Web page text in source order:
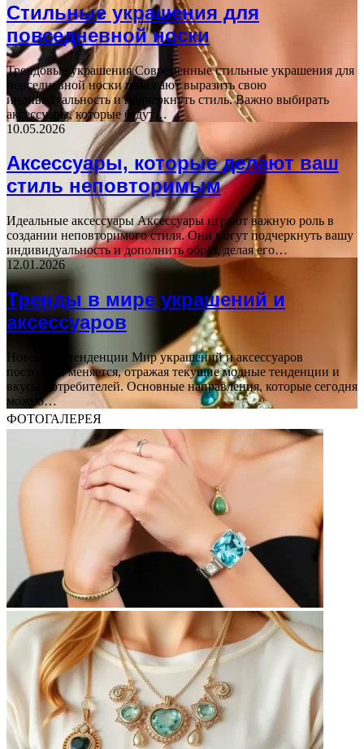
Стильные украшения для
повседневной носки
Трендовые украшения Современные стильные украшения для
повседневной носки помогают выразить свою
индивидуальность и подчеркнуть стиль. Важно выбирать
аксессуары, которые будут…
10.05.2026
Аксессуары, которые делают ваш
стиль неповторимым
Идеальные аксессуары Аксессуары играют важную роль в
создании неповторимого стиля. Они могут подчеркнуть вашу
индивидуальность и дополнить образ, делая его…
12.01.2026
Тренды в мире украшений и
аксессуаров
Новейшие тенденции Мир украшений и аксессуаров
постоянно меняется, отражая текущие модные тенденции и
вкусы потребителей. Основные направления, которые сегодня
можно…
ФОТОГАЛЕРЕЯ